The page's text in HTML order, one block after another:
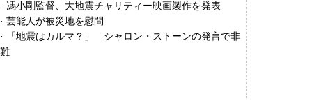
· 馮小剛監督、大地震チャリティー映画製作を発表
· 芸能人が被災地を慰問
·
「地震はカルマ？」 シャロン・ストーンの発言で非
難